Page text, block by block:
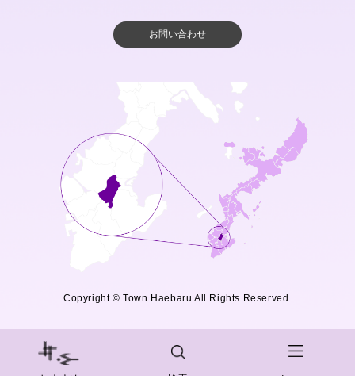
お問い合わせ
Copyright © Town Haebaru All Rights Reserved.